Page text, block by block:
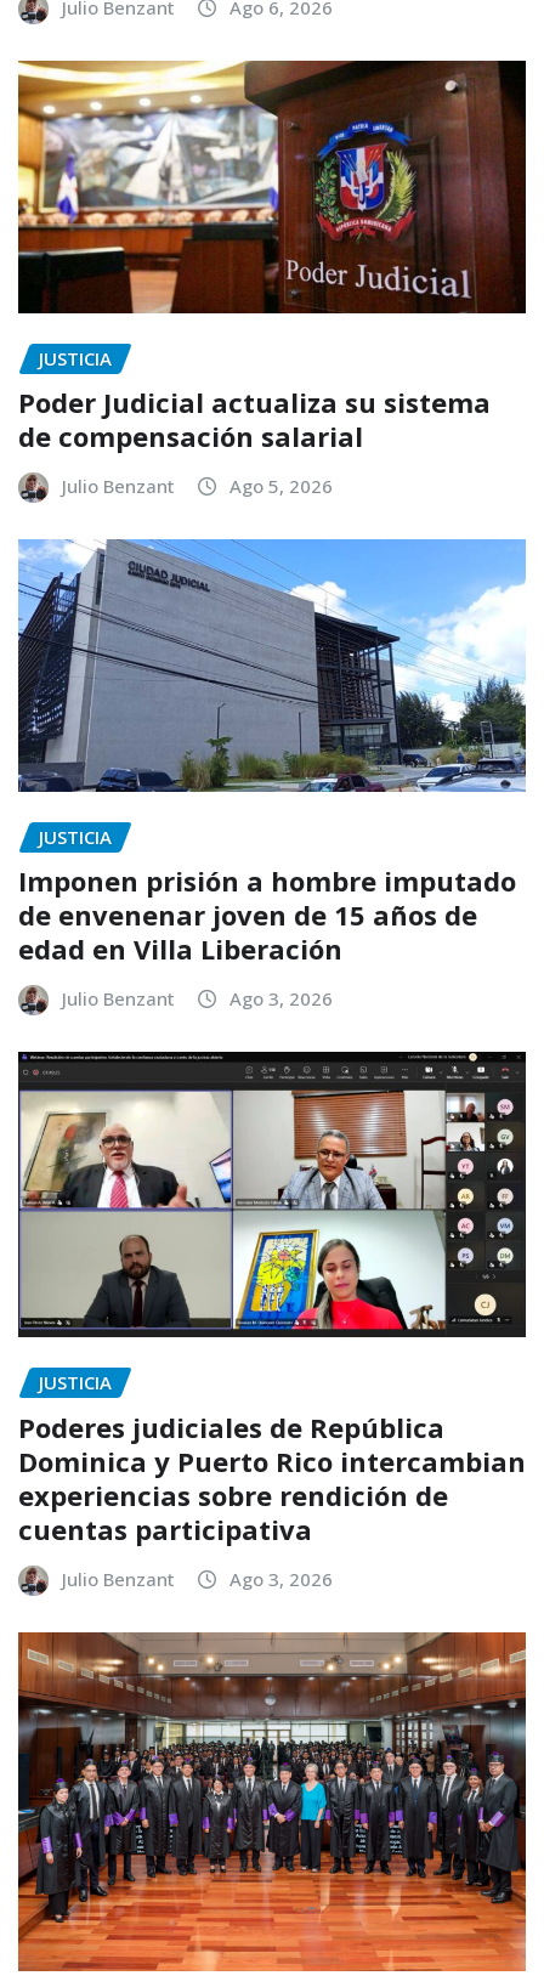
Julio Benzant Ago 6, 2026
JUSTICIA
Poder Judicial actualiza su sistema
de compensación salarial
Julio Benzant Ago 5, 2026
JUSTICIA
Imponen prisión a hombre imputado
de envenenar joven de 15 años de
edad en Villa Liberación
Julio Benzant Ago 3, 2026
JUSTICIA
Poderes judiciales de República
Dominica y Puerto Rico intercambian
experiencias sobre rendición de
cuentas participativa
Julio Benzant Ago 3, 2026